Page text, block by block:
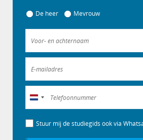
De heer Mevrouw
Nederland
+31
Stuur mij de studiegids ook via